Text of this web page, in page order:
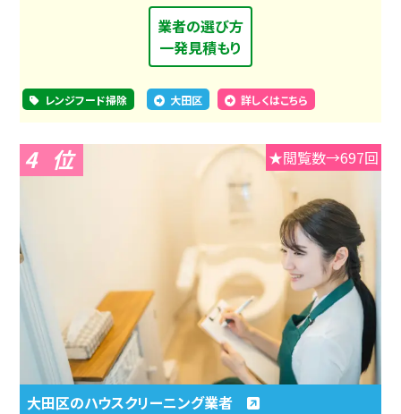
業者の選び方
一発見積もり
レンジフード掃除 大田区 詳しくはこちら
4 ★閲覧数→697回
大田区のハウスクリーニング業者